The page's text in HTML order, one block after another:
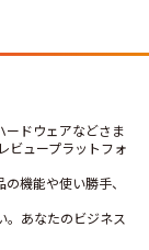
ードウェアなどさま
ビュープラットフォ
機能や使い勝手、
。あなたのビジネス